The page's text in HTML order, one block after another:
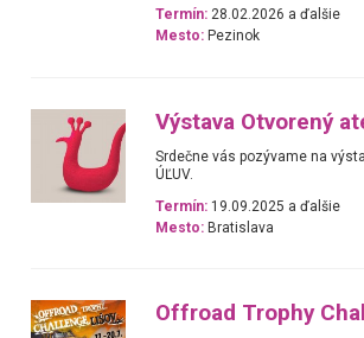
Termín: 28.02.2026 a ďalšie
Mesto: Pezinok
Výstava Otvorený
Srdečne vás pozývame na
ÚĽUV.
Termín: 19.09.2025 a ďalšie
Mesto: Bratislava
Offroad Trophy